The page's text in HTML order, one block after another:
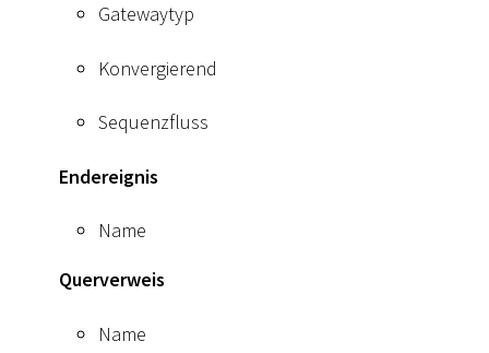
Gatewaytyp
Konvergierend
Sequenzfluss
Endereignis
Name
Querverweis
Name